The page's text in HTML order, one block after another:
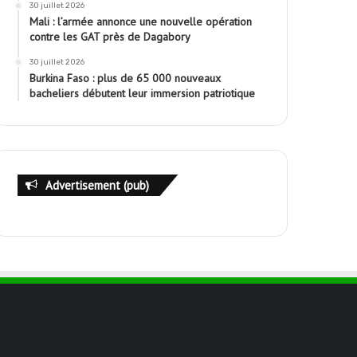
30 juillet 2026
Mali : l’armée annonce une nouvelle opération
contre les GAT près de Dagabory
30 juillet 2026
Burkina Faso : plus de 65 000 nouveaux
bacheliers débutent leur immersion patriotique
Advertisement (pub)